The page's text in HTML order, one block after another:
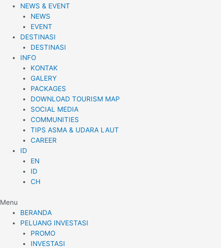
NEWS & EVENT
NEWS
EVENT
DESTINASI
DESTINASI
INFO
KONTAK
GALERY
PACKAGES
DOWNLOAD TOURISM MAP
SOCIAL MEDIA
COMMUNITIES
TIPS ASMA & UDARA LAUT
CAREER
ID
EN
ID
CH
Menu
BERANDA
PELUANG INVESTASI
PROMO
INVESTASI